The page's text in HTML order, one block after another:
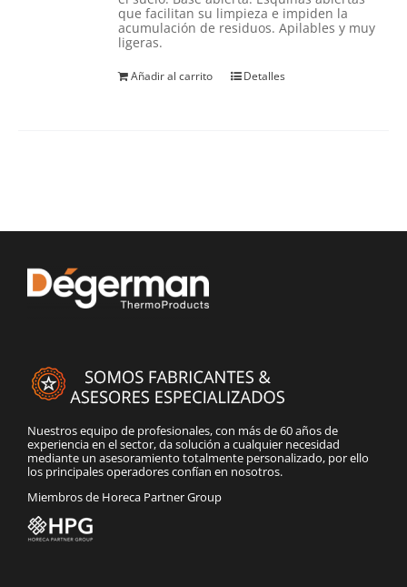
que facilitan su limpieza e impiden la
acumulación de residuos. Apilables y muy
ligeras.
Añadir al carrito Detalles
Nuestros equipo de profesionales, con más de 60 años de
experiencia en el sector, da solución a cualquier necesidad
mediante un asesoramiento totalmente personalizado, por ello
los principales operadores confían en nosotros.
Miembros de Horeca Partner Group